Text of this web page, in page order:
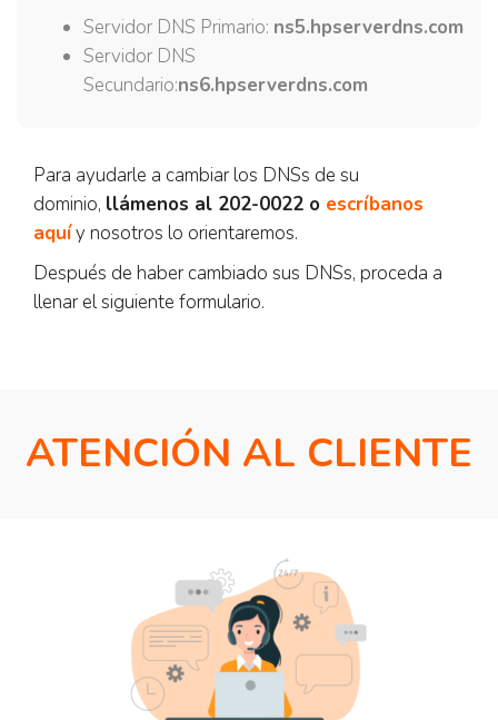
Servidor DNS Primario: ns5.hpserverdns.com
Servidor DNS
Secundario:ns6.hpserverdns.com
Para ayudarle a cambiar los DNSs de su
dominio, llámenos al 202-0022 o escríbanos
aquíy nosotros lo orientaremos.
Después de haber cambiado sus DNSs, proceda a
llenar el siguiente formulario.
ATENCIÓN AL CLIENTE